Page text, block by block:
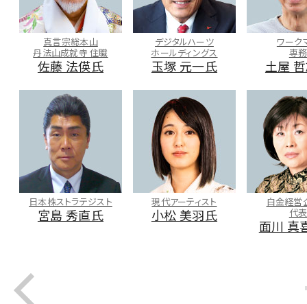
真言宗総本山
丹法山成就寺 住職
佐藤 法偀氏
デジタルハーツ
ホールディングス
玉塚 元一氏
ワーク
専務
土屋
日本株ストラテジスト
宮島 秀直氏
現代アーティスト
小松 美羽氏
白金経営
代表
面川 真